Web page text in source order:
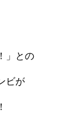
」との
ビが